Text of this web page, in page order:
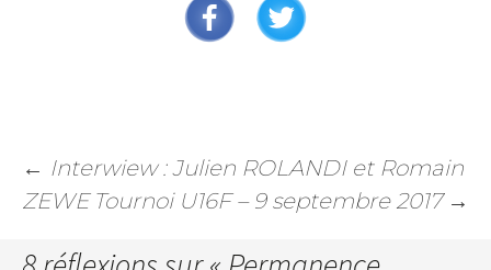
← Interwiew : Julien ROLANDI et Romain
ZEWE Tournoi U16F – 9 septembre 2017 →